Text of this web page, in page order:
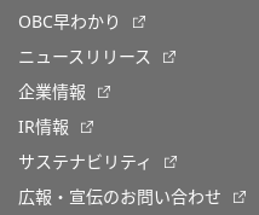
OBC早わかり
ニュースリリース
企業情報
IR情報
サステナビリティ
広報・宣伝のお問い合わせ